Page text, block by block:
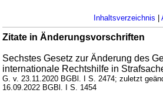
Inhaltsverzeichnis
Zitate in Änderungsvorschriften
Sechstes Gesetz zur Änderung des
internationale Rechtshilfe in
G. v. 23.11.2020 BGBl. I S. 2474; zuletzt
16.09.2022 BGBl. I S. 1454